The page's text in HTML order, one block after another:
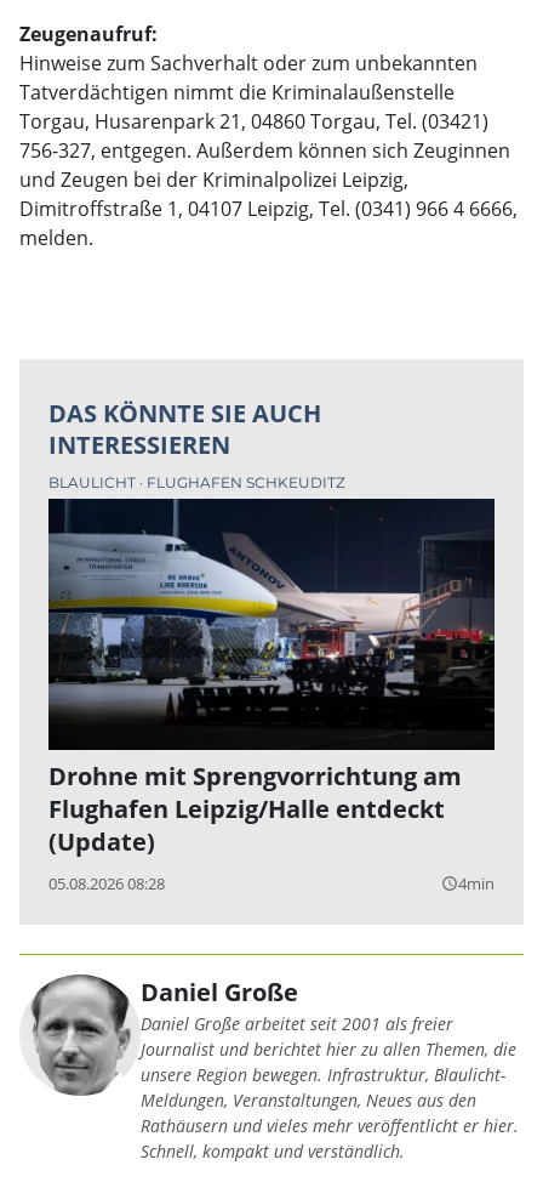
Zeugenaufruf:
Hinweise zum Sachverhalt oder zum unbekannten
Tatverdächtigen nimmt die Kriminalaußenstelle
Torgau, Husarenpark 21, 04860 Torgau, Tel. (03421)
756-327, entgegen. Außerdem können sich Zeuginnen
und Zeugen bei der Kriminalpolizei Leipzig,
Dimitroffstraße 1, 04107 Leipzig, Tel. (0341) 966 4 6666,
melden.
DAS KÖNNTE SIE AUCH
INTERESSIEREN
BLAULICHT FLUGHAFEN SCHKEUDITZ
Drohne mit Sprengvorrichtung am
Flughafen Leipzig/Halle entdeckt
(Update)
05.08.2026 08:28 query_builder4min
Daniel Große
Daniel Große arbeitet seit 2001 als freier
Journalist und berichtet hier zu allen Themen, die
unsere Region bewegen. Infrastruktur, Blaulicht-
Meldungen, Veranstaltungen, Neues aus den
Rathäusern und vieles mehr veröffentlicht er hier.
Schnell, kompakt und verständlich.